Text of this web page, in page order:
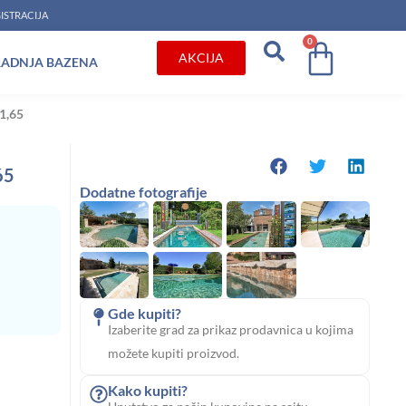
BAZENA AKCIJA
0
Cart
Dodatne fotografije
Gde kupiti?
Izaberite grad za prikaz prodavnica u kojima
možete kupiti proizvod.
Kako kupiti?